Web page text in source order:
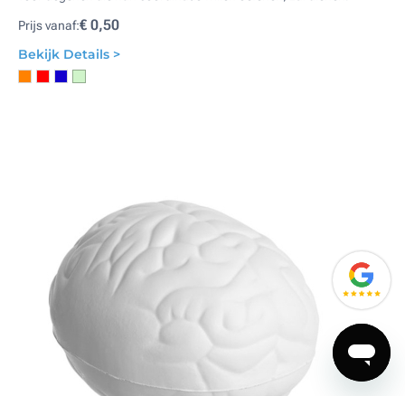
Prijs vanaf:€ 0,50
Bekijk Details >